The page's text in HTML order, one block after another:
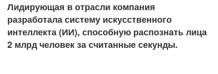
Лидирующая в отрасли компания
разработала систему искусственного
интеллекта (ИИ), способную распознать лица
2 млрд человек за считанные секунды.